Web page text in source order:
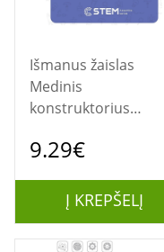
Išmanus žaislas
Medinis
konstruktorius
svarstyklės",
9.29€
Į KREPŠELĮ